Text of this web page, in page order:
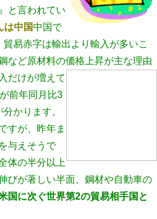
と言われてい
は中国中国で
易赤字は輸出より輸入が多いこ
など原材料の価格上昇が主な理由
だけが増えて
前年同月比3
かります。
すが、昨年ま
を与えそうで
体の半分以上
びが著しい半面、鋼材や自動車の
国に次ぐ世界第2の貿易相手国と